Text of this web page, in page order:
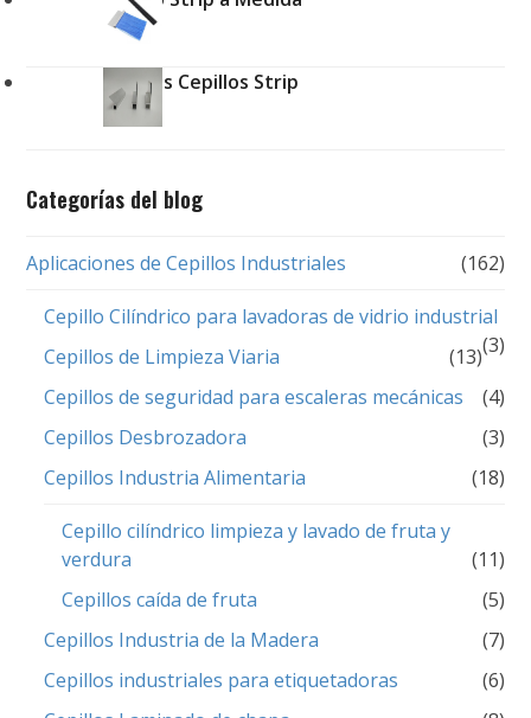
Perfiles Cepillos Strip
Categorías del blog
Aplicaciones de Cepillos Industriales (162)
Cepillo Cilíndrico para lavadoras de vidrio industrial
(3)
Cepillos de Limpieza Viaria
(13)
Cepillos de seguridad para escaleras mecánicas
(4)
Cepillos Desbrozadora
(3)
Cepillos Industria Alimentaria
(18)
Cepillo cilíndrico limpieza y lavado de fruta y
verdura
(11)
Cepillos caída de fruta
(5)
Cepillos Industria de la Madera
(7)
Cepillos industriales para etiquetadoras
(6)